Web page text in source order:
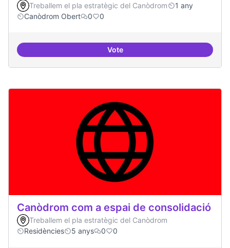
Treballem el pla estratègic del Canòdrom
1 any
Canòdrom Obert
0 0
VoteCanòdrom com a refugi en cas
Canòdrom com a espai de consolidació
Treballem el pla estratègic del Canòdrom
Residències
5 anys 0 0